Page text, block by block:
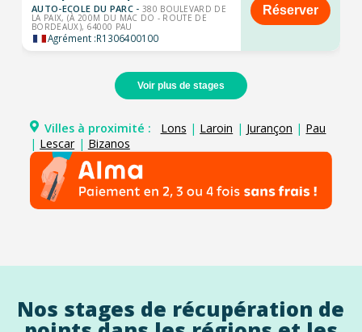
AUTO-ECOLE DU PARC - 380 BOULEVARD DE
LA PAIX, (À 200M DU MAC DO - ROUTE DE
BORDEAUX), 64000 PAU
Agrément :R1306400100
Réserver
Voir plus de stages
Villes à proximité : Lons | Laroin | Jurançon | Pau
| Lescar | Bizanos
Nos stages de récupération de